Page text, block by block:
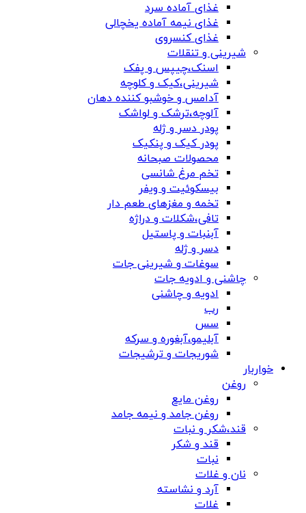
غذای آماده سرد
غذای نیمه آماده یخچالی
غذای کنسروی
شیرینی و تنقلات
اسنک،چیپس و پفک
شیرینی،کیک و کلوچه
آدامس و خوشبو کننده دهان
آلوچه،ترشک و لواشک
پودر دسر و ژله
پودر کیک و پنکیک
محصولات صبحانه
تخم مرغ شانسی
بیسکوئیت و ویفر
تخمه و مغزهای طعم دار
تافی،شکلات و دراژه
آبنبات و پاستیل
دسر و ژله
سوغات و شیرینی جات
چاشنی و ادویه جات
ادویه و چاشنی
رب
سس
آبلیمو،آبغوره و سرکه
شوریجات و ترشیجات
خواربار
روغن
روغن مایع
روغن جامد و نیمه جامد
قند،شکر و نبات
قند و شکر
نبات
نان و غلات
آرد و نشاسته
غلات